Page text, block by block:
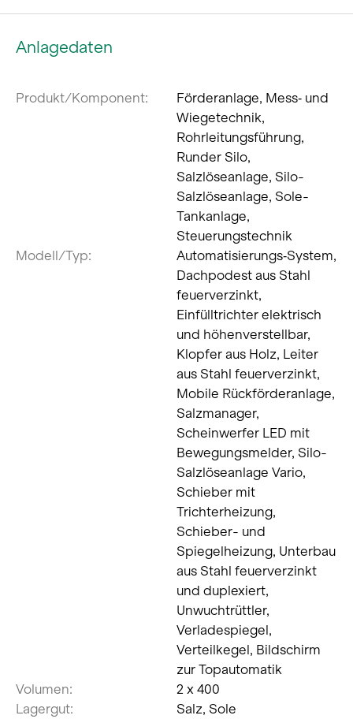
Anlagedaten
Produkt/Komponent:
Förderanlage, Mess‐ und
Wiegetechnik,
Rohrleitungsführung,
Runder Silo,
Salzlöseanlage, Silo-
Salzlöseanlage, Sole-
Tankanlage,
Steuerungstechnik
Modell/Typ:
Automatisierungs‐System,
Dachpodest aus Stahl
feuerverzinkt,
Einfülltrichter elektrisch
und höhenverstellbar,
Klopfer aus Holz, Leiter
aus Stahl feuerverzinkt,
Mobile Rückförderanlage,
Salzmanager,
Scheinwerfer LED mit
Bewegungsmelder, Silo-
Salzlöseanlage Vario,
Schieber mit
Trichterheizung,
Schieber- und
Spiegelheizung, Unterbau
aus Stahl feuerverzinkt
und duplexiert,
Unwuchtrüttler,
Verladespiegel,
Verteilkegel, Bildschirm
zur Topautomatik
Volumen:
2 x 400
Lagergut:
Salz, Sole